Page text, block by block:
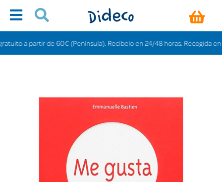
a partir de 60€ (Península). Recíbelo en 24/48 horas. Recogida en